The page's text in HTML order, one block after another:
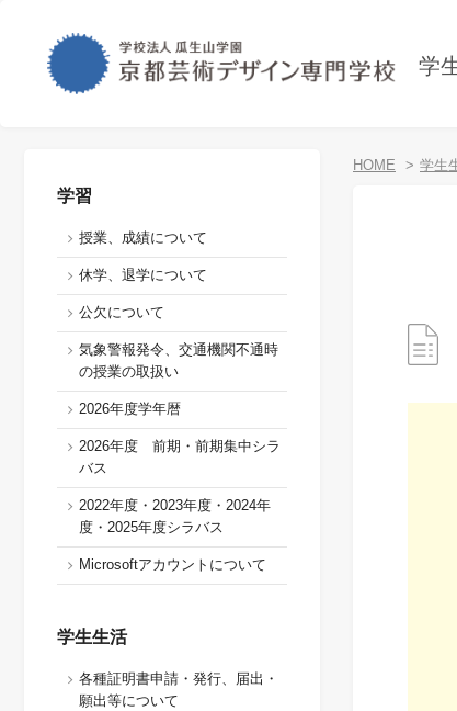
学
HOME 学生
学習
授業、成績について
休学、退学について
公欠について
気象警報発令、交通機関不通時
の授業の取扱い
2026年度学年暦
2026年度 前期・前期集中シラ
バス
2022年度・2023年度・2024年
度・2025年度シラバス
Microsoftアカウントについて
学生生活
各種証明書申請・発行、届出・
願出等について